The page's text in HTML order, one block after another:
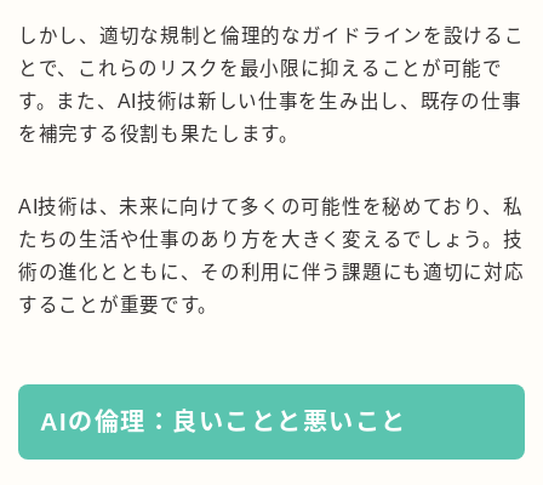
しかし、適切な規制と倫理的なガイドラインを設けるこ
とで、これらのリスクを最小限に抑えることが可能で
す。また、AI技術は新しい仕事を生み出し、既存の仕事
を補完する役割も果たします。
AI技術は、未来に向けて多くの可能性を秘めており、私
たちの生活や仕事のあり方を大きく変えるでしょう。技
術の進化とともに、その利用に伴う課題にも適切に対応
することが重要です。
AIの倫理：良いことと悪いこと